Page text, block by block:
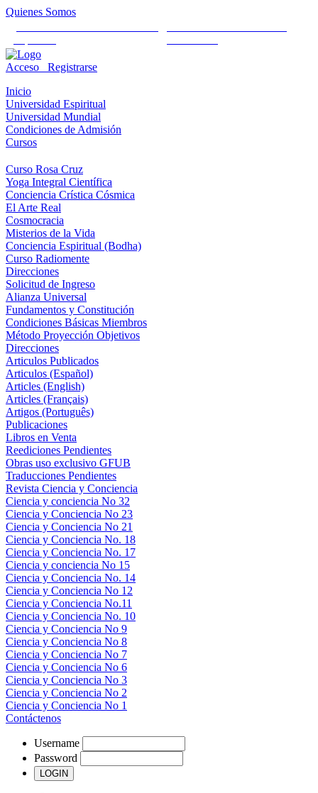
Quienes Somos
Acceso
Registrarse
Inicio
Universidad Espiritual
Universidad Mundial
Condiciones de Admisión
Cursos
Curso Rosa Cruz
Yoga Integral Científica
Conciencia Crística Cósmica
El Arte Real
Cosmocracia
Misterios de la Vida
Conciencia Espiritual (Bodha)
Curso Radiomente
Direcciones
Solicitud de Ingreso
Alianza Universal
Fundamentos y Constitución
Condiciones Básicas Miembros
Método Proyección Objetivos
Direcciones
Articulos Publicados
Articulos (Español)
Articles (English)
Articles (Français)
Artigos (Português)
Publicaciones
Libros en Venta
Reediciones Pendientes
Obras uso exclusivo GFUB
Traducciones Pendientes
Revista Ciencia y Conciencia
Ciencia y conciencia No 32
Ciencia y Conciencia No 23
Ciencia y Conciencia No 21
Ciencia y Conciencia No. 18
Ciencia y Conciencia No. 17
Ciencia y conciencia No 15
Ciencia y Conciencia No. 14
Ciencia y Conciencia No 12
Ciencia y Conciencia No.11
Ciencia y Conciencia No. 10
Ciencia y Conciencia No 9
Ciencia y Conciencia No 8
Ciencia y Conciencia No 7
Ciencia y Conciencia No 6
Ciencia y Conciencia No 3
Ciencia y Conciencia No 2
Ciencia y Conciencia No 1
Contáctenos
Username
Password